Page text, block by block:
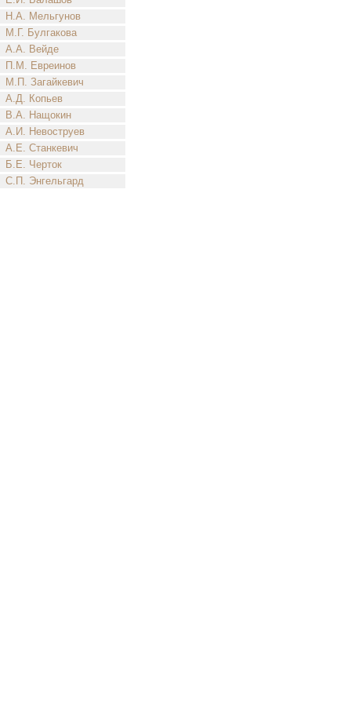
Н.А. Мельгунов
М.Г. Булгакова
А.А. Вейде
П.М. Евреинов
М.П. Загайкевич
А.Д. Копьев
В.А. Нащокин
А.И. Невоструев
А.Е. Станкевич
Б.Е. Черток
С.П. Энгельгард